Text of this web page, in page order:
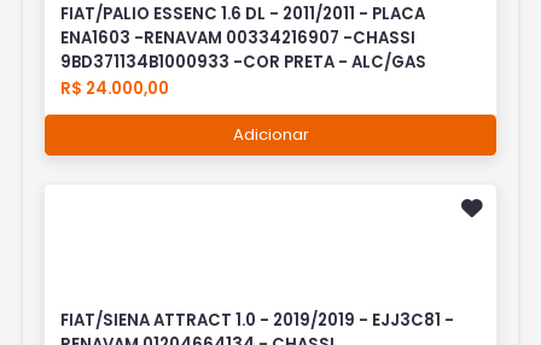
FIAT/PALIO ESSENC 1.6 DL - 2011/2011 - PLACA
ENA1603 -RENAVAM 00334216907 -CHASSI
9BD371134B1000933 -COR PRETA - ALC/GAS
R$ 24.000,00
Adicionar
FIAT/SIENA ATTRACT 1.0 - 2019/2019 - EJJ3C81 -